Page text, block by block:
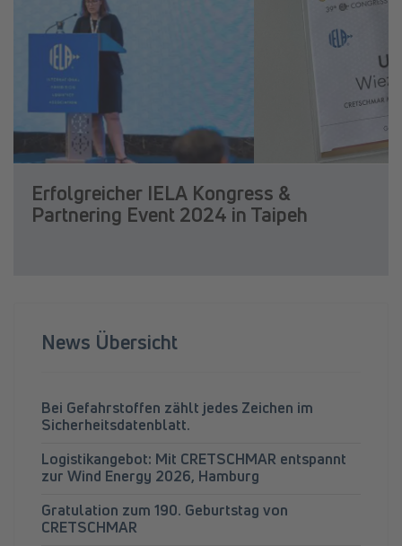
Erfolgreicher IELA Kongress &
Partnering Event 2024 in Taipeh
News Übersicht
Bei Gefahrstoffen zählt jedes Zeichen im
Sicherheitsdatenblatt.
Logistikangebot: Mit CRETSCHMAR entspannt
zur Wind Energy 2026, Hamburg
Gratulation zum 190. Geburtstag von
CRETSCHMAR